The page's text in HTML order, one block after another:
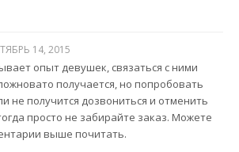
14, 2015
опыт девушек, связаться с ними
получается, но попробовать
не получится дозвониться и отменить
просто не забирайте заказ. Можете
выше почитать.